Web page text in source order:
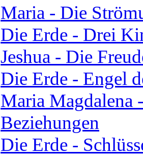
Maria - Die
Die Erde - Drei
Jeshua - Die
Die Erde - Engel
Maria Magdalena
Beziehungen
Die Erde -